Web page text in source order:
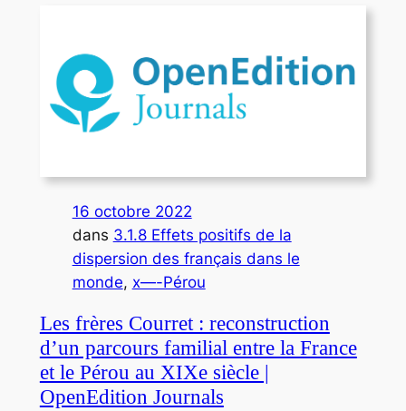
16 octobre 2022
dans 3.1.8 Effets positifs de la
dispersion des français dans le
monde, x—-Pérou
Les frères Courret : reconstruction
d’un parcours familial entre la France
et le Pérou au XIXe siècle |
OpenEdition Journals